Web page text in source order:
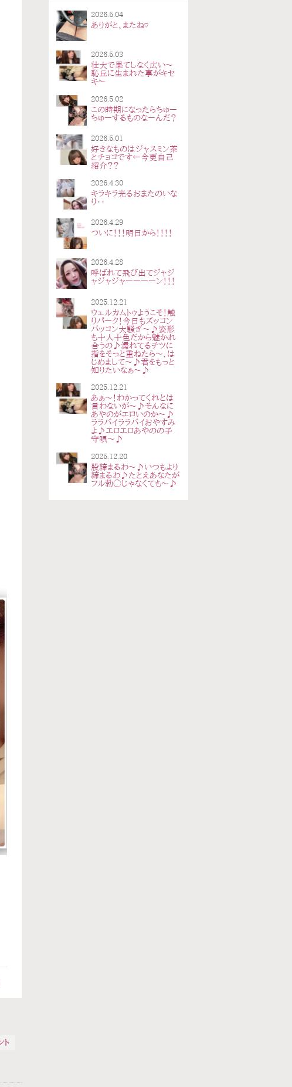
2026.5.04
ありがと、またね♡
2026.5.03
壮大で果てしなく広い〜
恥丘に生まれた事がキセ
キ〜
2026.5.02
この時期になったらちゅー
ちゅーするものなーんだ？
2026.5.01
好きなものはジャスミン茶
とチョコです←今更自己
紹介？？
2026.4.30
キラキラ光るおまたのいな
り‥
2026.4.29
ついに！！！明日から！！！！
2026.4.28
呼ばれて飛び出てジャジ
ャジャジャーーーーン！！！
2025.12.21
ウェルカムトゥようこそ！触
りパーク！今日もズッコン
バッコン大騒ぎ〜♪姿形
も十人十色だから魅かれ
合うの♪濡れてるチツに
指をそっと重ねたら〜、は
じめまして〜♪君をもっと
知りたいなぁ〜♪
2025.12.21
あぁ〜！わかってくれとは
言わないが〜♪そんなに
あやのがエロいのか〜♪
ララバイララバイおやすみ
よ♪エロエロあやのの子
守唄〜♪
2025.12.20
股締まるわ〜♪いつもより
締まるわ♪たとえあなたが
フル勃◯じゃなくても〜♪